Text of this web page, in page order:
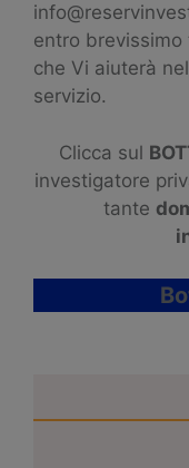
entro
che Vi aiuterà
servizio.
Clicca sul
investigatore
tante